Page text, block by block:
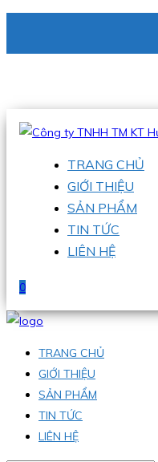
Hotline:0938 336 079
TRANG CHỦ
GIỚI THIỆU
SẢN PHẨM
TIN TỨC
LIÊN HỆ
0
TRANG CHỦ
GIỚI THIỆU
SẢN PHẨM
TIN TỨC
LIÊN HỆ